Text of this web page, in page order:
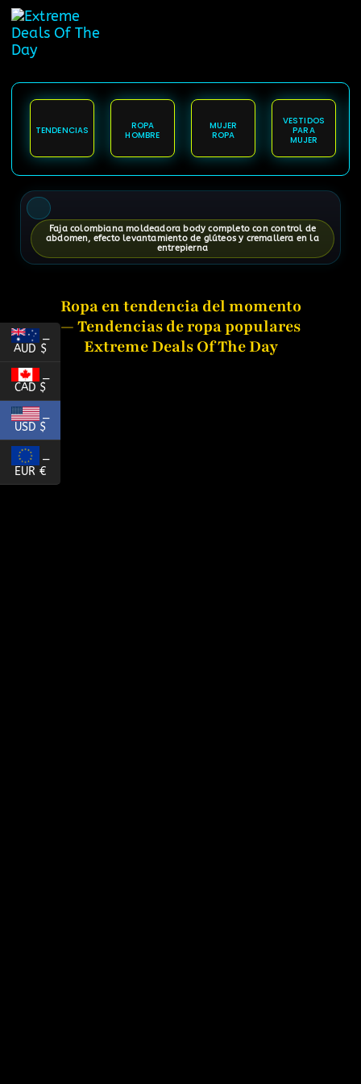
content
TENDENCIAS
ROPA
HOMBRE
MUJER
ROPA
VESTIDOS
PARA
MUJER
Faja colombiana moldeadora body completo con control de
abdomen, efecto levantamiento de glúteos y cremallera en la
entrepierna
Ropa en tendencia del momento
— Tendencias de ropa populares
Extreme Deals Of The Day
AUD $
CAD $
_
USD $
EUR €